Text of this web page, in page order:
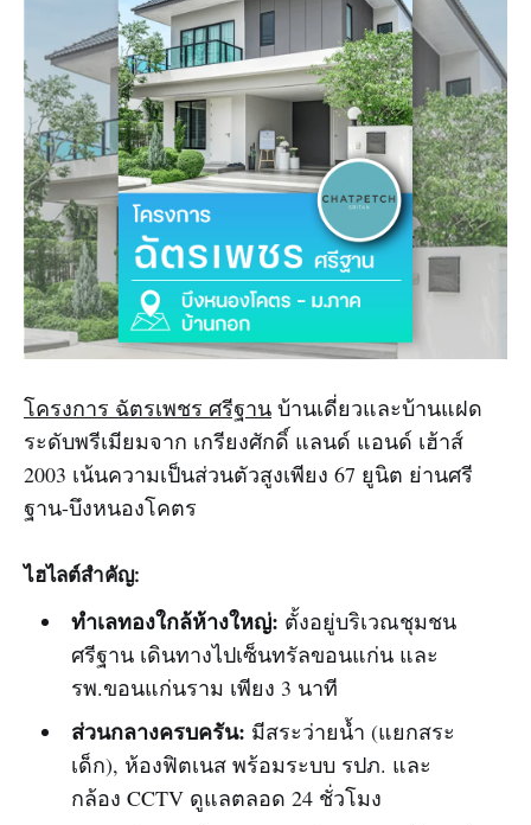
โครงการ ฉัตรเพชร ศรีฐาน บ้านเดี่ยวและบ้านแฝด
ระดับพรีเมียมจาก เกรียงศักดิ์ แลนด์ แอนด์ เฮ้าส์
2003 เน้นความเป็นส่วนตัวสูงเพียง 67 ยูนิต ย่านศรี
ฐาน-บึงหนองโคตร
ไฮไลต์สำคัญ:
ทำเลทองใกล้ห้างใหญ่: ตั้งอยู่บริเวณชุมชน
ศรีฐาน เดินทางไปเซ็นทรัลขอนแก่น และ
รพ.ขอนแก่นราม เพียง 3 นาที
ส่วนกลางครบครัน: มีสระว่ายน้ำ (แยกสระ
เด็ก), ห้องฟิตเนส พร้อมระบบ รปภ. และ
กล้อง CCTV ดูแลตลอด 24 ชั่วโมง